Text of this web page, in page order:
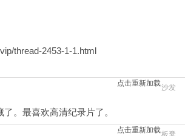
thread-2453-1-1.html
点击重新加载沙发
。最喜欢高清纪录片了。
点击重新加载板凳